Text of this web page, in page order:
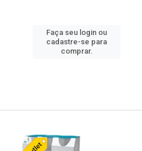
Faça seu login ou
cadastre-se para
comprar.